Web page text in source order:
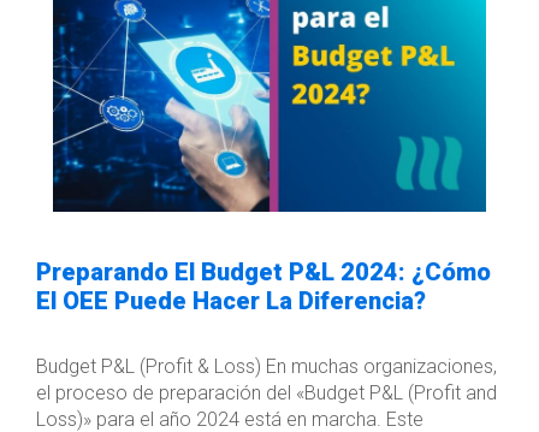
Preparando El Budget P&L 2024: ¿Cómo
El OEE Puede Hacer La Diferencia?
Budget P&L (Profit & Loss) En muchas organizaciones,
el proceso de preparación del «Budget P&L (Profit and
Loss)» para el año 2024 está en marcha. Este